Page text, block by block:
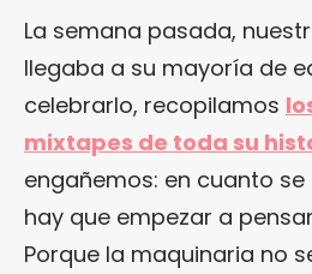
La semana pasada,
llegaba a su mayoría de
celebrarlo, recopilamos
mixtapes de toda su
engañemos: en cuanto
hay que empezar a
Porque la maquinaria no